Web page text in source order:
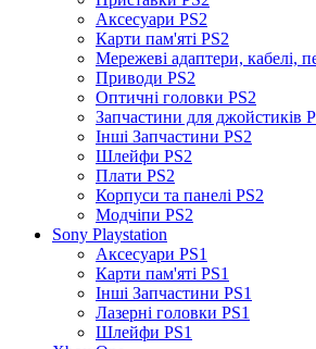
Аксесуари PS2
Карти пам'яті PS2
Мережеві адаптери, кабелі,
Приводи PS2
Оптичні головки PS2
Запчастини для джойстиків
Інші Запчастини PS2
Шлейфи PS2
Плати PS2
Корпуси та панелі PS2
Модчіпи PS2
Sony Playstation
Аксесуари PS1
Карти пам'яті PS1
Інші Запчастини PS1
Лазерні головки PS1
Шлейфи PS1